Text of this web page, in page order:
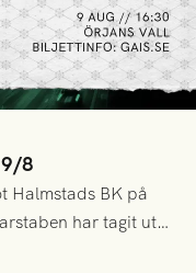
9/8
Halmstads BK på
har tagit ut